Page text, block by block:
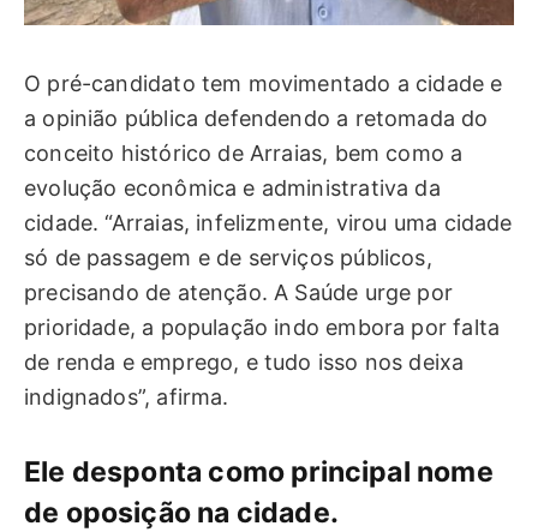
O pré-candidato tem movimentado a cidade e
a opinião pública defendendo a retomada do
conceito histórico de Arraias, bem como a
evolução econômica e administrativa da
cidade. “Arraias, infelizmente, virou uma cidade
só de passagem e de serviços públicos,
precisando de atenção. A Saúde urge por
prioridade, a população indo embora por falta
de renda e emprego, e tudo isso nos deixa
indignados”, afirma.
Ele desponta como principal nome
de oposição na cidade.